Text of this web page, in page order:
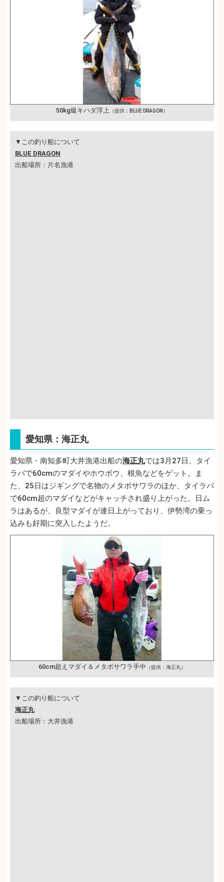
50kg級キハダ浮上 （提供：BLUE DRAGON）
▼この釣り船について
BLUE DRAGON
出船場所：片名漁港
愛知県：海正丸
愛知県・南知多町大井漁港出船の海正丸では3月27日、タイ
ラバで60cmのマダイやホウボウ、根魚などをゲット。ま
た、25日はジギングで名物のメタボサワラのほか、タイラバ
で60cm超のマダイなどがキャッチされ盛り上がった。日ム
ラはあるが、良型マダイが連日上がっており、伊勢湾の乗っ
込みも好期に突入したようだ。
60cm超えマダイ＆メタボサワラ手中 （提供：海正丸）
▼この釣り船について
海正丸
出船場所：大井漁港